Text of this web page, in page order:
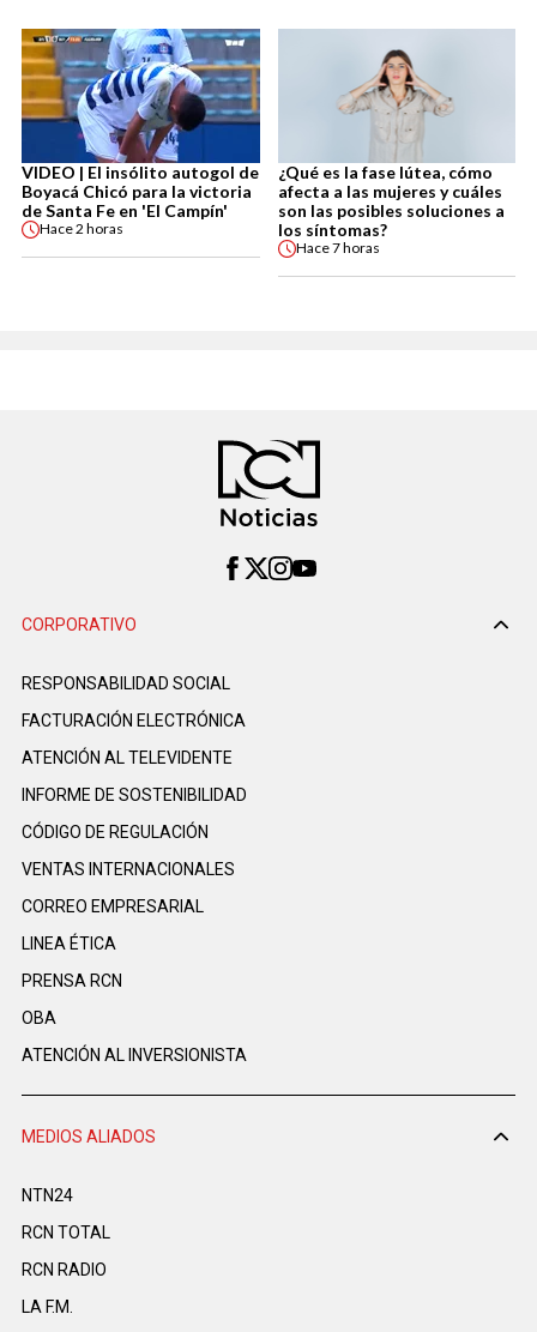
VIDEO | El insólito autogol de
Boyacá Chicó para la victoria
de Santa Fe en 'El Campín'
Hace2 horas
¿Qué es la fase lútea, cómo
afecta a las mujeres y cuáles
son las posibles soluciones a
los síntomas?
Hace7 horas
CORPORATIVO
RESPONSABILIDAD SOCIAL
FACTURACIÓN ELECTRÓNICA
ATENCIÓN AL TELEVIDENTE
INFORME DE SOSTENIBILIDAD
CÓDIGO DE REGULACIÓN
VENTAS INTERNACIONALES
CORREO EMPRESARIAL
LINEA ÉTICA
PRENSA RCN
OBA
ATENCIÓN AL INVERSIONISTA
MEDIOS ALIADOS
NTN24
RCN TOTAL
RCN RADIO
LA F.M.